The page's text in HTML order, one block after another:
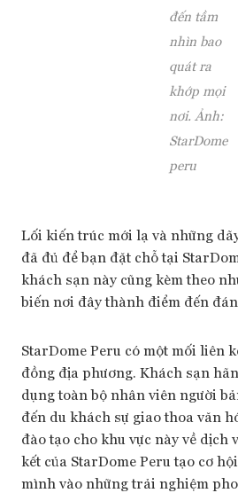
đến tầm
nhìn bao
quát ra
khớp mọi
nơi. Ảnh:
StarDome
peru
Lối kiến trúc mới lạ và những
đã đủ để bạn đặt chỗ tại
khách sạn này cũng kèm theo
biến nơi đây thành điểm đến
StarDome Peru có một mối liên
đồng địa phương. Khách sạn
dụng toàn bộ nhân viên người
đến du khách sự giao thoa văn
đào tạo cho khu vực này về dịch
kết của StarDome Peru tạo cơ
mình vào những trải nghiệm